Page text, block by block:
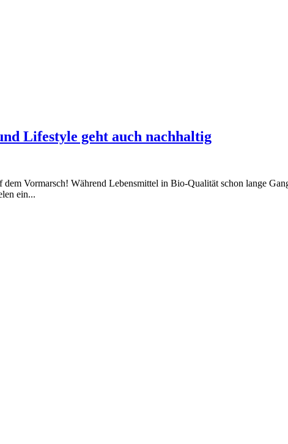
Lifestyle geht auch nachhaltig
Vormarsch! Während Lebensmittel in Bio-Qualität schon lange
ein...